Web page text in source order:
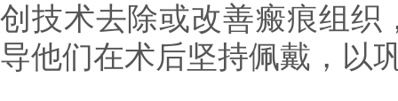
创技术去除或改善瘢痕组织
导他们在术后坚持佩戴，以